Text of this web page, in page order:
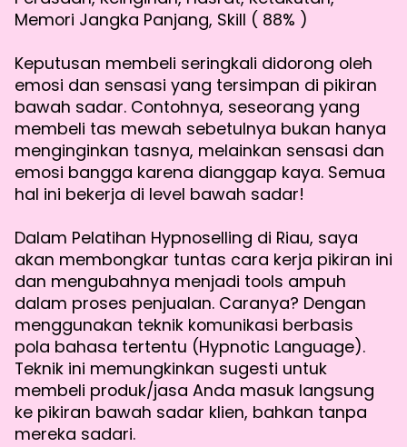
Memori Jangka Panjang, Skill ( 88% )
Keputusan membeli seringkali didorong oleh
emosi dan sensasi yang tersimpan di pikiran
bawah sadar. Contohnya, seseorang yang
membeli tas mewah sebetulnya bukan hanya
menginginkan tasnya, melainkan sensasi dan
emosi bangga karena dianggap kaya. Semua
hal ini bekerja di level bawah sadar!
Dalam Pelatihan Hypnoselling di Riau, saya
akan membongkar tuntas cara kerja pikiran ini
dan mengubahnya menjadi tools ampuh
dalam proses penjualan. Caranya? Dengan
menggunakan teknik komunikasi berbasis
pola bahasa tertentu (Hypnotic Language).
Teknik ini memungkinkan sugesti untuk
membeli produk/jasa Anda masuk langsung
ke pikiran bawah sadar klien, bahkan tanpa
mereka sadari.